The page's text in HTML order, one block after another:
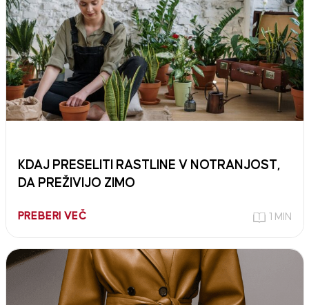
KDAJ PRESELITI RASTLINE V NOTRANJOST,
DA PREŽIVIJO ZIMO
PREBERI VEČ 1 MIN